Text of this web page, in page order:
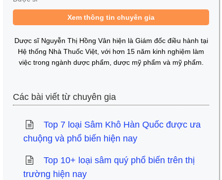
Xem thông tin chuyên gia
Dược sĩ Nguyễn Thị Hồng Vân hiện là Giám đốc điều hành tại
Hệ thống Nhà Thuốc Việt, với hơn 15 năm kinh nghiệm làm
việc trong ngành dược phẩm, dược mỹ phẩm và mỹ phẩm.
Các bài viết từ chuyên gia
Top 7 loại Sâm Khô Hàn Quốc được ưa
chuộng và phổ biến hiện nay
Top 10+ loại sâm quý phổ biến trên thị
trường hiện nay